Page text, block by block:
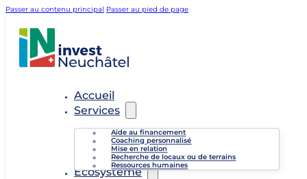
Passer au contenu principal Passer au pied de page
Accueil
Services
Aide au financement
Coaching personnalisé
Mise en relation
Recherche de locaux ou de terrains
Ressources humaines
Écosystème